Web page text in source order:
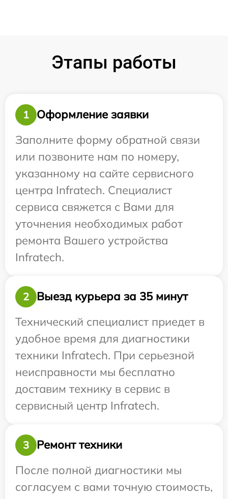
Этапы работы
1
Оформление заявки
Заполните форму обратной связи
или позвоните нам по номеру,
указанному на сайте сервисного
центра Infratech. Специалист
сервиса свяжется с Вами для
уточнения необходимых работ
ремонта Вашего устройства
Infratech.
2
Выезд курьера за 35 минут
Технический специалист приедет в
удобное время для диагностики
техники Infratech. При серьезной
неисправности мы бесплатно
доставим технику в сервис в
сервисный центр Infratech.
3
Ремонт техники
После полной диагностики мы
согласуем с вами точную стоимость,